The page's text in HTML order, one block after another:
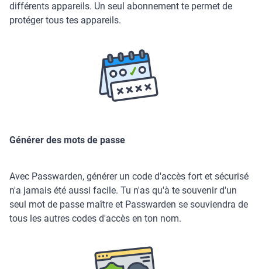
différents appareils. Un seul abonnement te permet de
protéger tous tes appareils.
Générer des mots de passe
Avec Passwarden, générer un code d'accès fort et sécurisé
n'a jamais été aussi facile. Tu n'as qu'à te souvenir d'un
seul mot de passe maître et Passwarden se souviendra de
tous les autres codes d'accès en ton nom.